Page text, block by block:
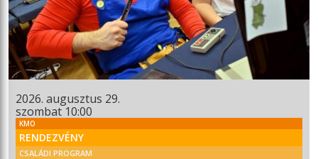
2026. augusztus 29.
szombat 10:00
KMO
RENDEZVÉNY
CSALÁDI PROGRAM